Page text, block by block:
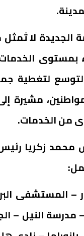
الجديدة لا
بمستوى
لتغطية
من الخدمات.
محمد زكريا
– المستشفى
مدرسة النيل –